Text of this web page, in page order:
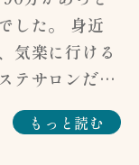
の香りがして
く、なんとい
による施術
とはまた違う
した。 身近
気楽に行ける
テサロンだな
じました。 た
のは、施術前に
もっと読む